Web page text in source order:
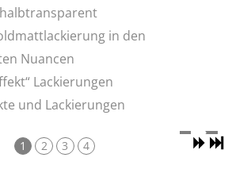
in den
Nuancen
Lackierungen
und Lackierungen
1 2 3 4